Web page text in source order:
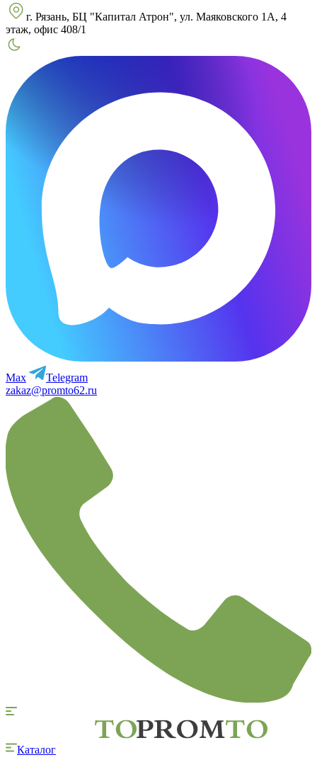
г. Рязань, БЦ "Капитал Атрон", ул. Маяковского 1А, 4
этаж, офис 408/1
Max
Telegram
zakaz@promto62.ru
Каталог